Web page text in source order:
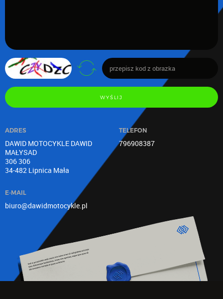
WYŚLIJ
ADRES
DAWID MOTOCYKLE DAWID
MAŁYSAD
306 306
34-482 Lipnica Mała
E-MAIL
biuro@dawidmotocykle.pl
TELEFON
796908387